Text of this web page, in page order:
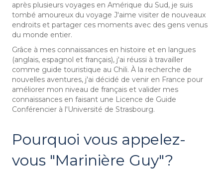
après plusieurs voyages en Amérique du Sud, je suis
tombé amoureux du voyage J'aime visiter de nouveaux
endroits et partager ces moments avec des gens venus
du monde entier.
Grâce à mes connaissances en histoire et en langues
(anglais, espagnol et français), j'ai réussi à travailler
comme guide touristique au Chili. À la recherche de
nouvelles aventures, j'ai décidé de venir en France pour
améliorer mon niveau de français et valider mes
connaissances en faisant une Licence de Guide
Conférencier à l'Université de Strasbourg.
Pourquoi vous appelez-
vous "Marinière Guy"?